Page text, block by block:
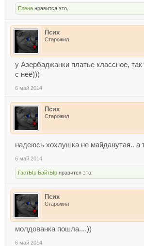
Елена нравится это.
Псих
Старожил
у Азербаджанки платье классное,
с неё)))
6 май 2014
Псих
Старожил
надеюсь хохлушка не майданутая.. а
6 май 2014
ГастЫр БайтЫр нравится это.
Псих
Старожил
молдованка пошла....))
6 май 2014